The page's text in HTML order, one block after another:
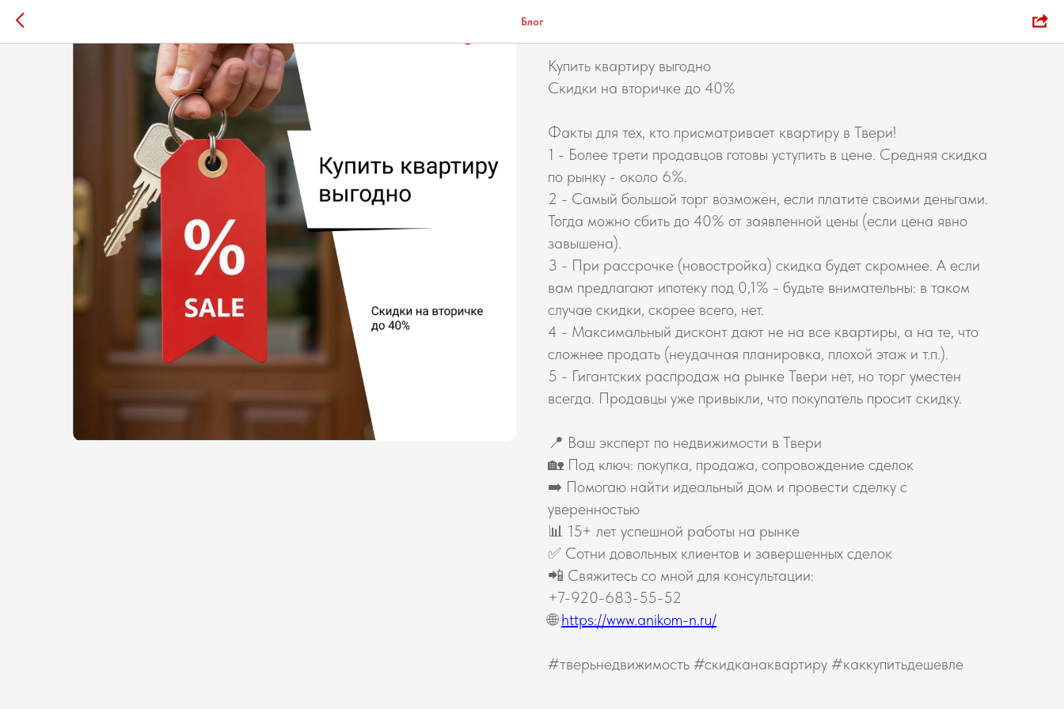
Блог
Купить квартиру выгодно
Скидки на вторичке до 40%
Факты для тех, кто присматривает квартиру в Твери!
1 - Более трети продавцов готовы уступить в цене. Средняя скидка
по рынку - около 6%.
2 - Самый большой торг возможен, если платите своими деньгами.
Тогда можно сбить до 40% от заявленной цены (если цена явно
завышена).
3 - При рассрочке (новостройка) скидка будет скромнее. А если
вам предлагают ипотеку под 0,1% - будьте внимательны: в таком
случае скидки, скорее всего, нет.
4 - Максимальный дисконт дают не на все квартиры, а на те, что
сложнее продать (неудачная планировка, плохой этаж и т.п.).
5 - Гигантских распродаж на рынке Твери нет, но торг уместен
всегда. Продавцы уже привыкли, что покупатель просит скидку.
📍 Ваш эксперт по недвижимости в Твери
🏡 Под ключ: покупка, продажа, сопровождение сделок
➡️ Помогаю найти идеальный дом и провести сделку с
уверенностью
📊 15+ лет успешной работы на рынке
✅ Сотни довольных клиентов и завершенных сделок
📲 Свяжитесь со мной для консультации:
+7-920-683-55-52
🌐https://www.anikom-n.ru/
#тверьнедвижимость #скидканаквартиру #каккупитьдешевле